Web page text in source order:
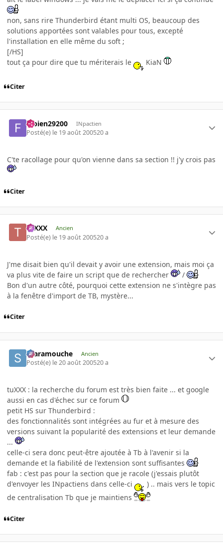
non, sans rire Thunderbird étant multi OS, beaucoup des
solutions apportées sont valables pour tous, excepté
l'installation en elle même du soft ;
[/HS]
tout ça pour dire que tu mériterais le
KiaN
Citer
fabien29200 INpactien
Posté(e) le 19 août 200520 a
C'te racollage pour qu'on vienne dans sa section !! j'y crois pas
Citer
tuXXX Ancien
Posté(e) le 19 août 200520 a
J'me disait bien qu'il devait y avoir une extension, mais moi ça
va plus vite de faire un script que de rechercher
/
Bon d'un autre côté, pourquoi cette extension ne s'intègre pas
à la fenêtre d'import de TB, mystère...
Citer
Scaramouche Ancien
Posté(e) le 20 août 200520 a
tuXXX : la recherche du forum est très bien faite ... et google
aussi en cas d'échec sur ce forum
petit HS sur Thunderbird :
des fonctionnalités sont intégrées au fur et à mesure des
versions suivant la popularité des extensions et leur demande
...
celle-ci sera donc peut-être ajoutée à Tb à l'avenir si la
demande et la fiabilité de l'extension sont suffisantes
fab : c'est pas pour la section que je racole (j'essais plutôt
d'envoyer les INpactiens dans celle-ci
) .. mais vers le topic
de centralisation Tb que je maintiens
Citer